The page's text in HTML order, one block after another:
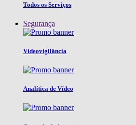
Todos os Serviços
Segurança
Videovigilância
Analítica de Vídeo